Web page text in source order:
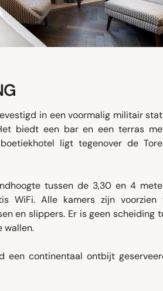
in een voormalig militair
biedt een bar en een terras
ligt tegenover de
tussen de 3,30 en 4
WiFi. Alle kamers zijn
en slippers. Er is geen
wallen.
een continentaal ontbijt